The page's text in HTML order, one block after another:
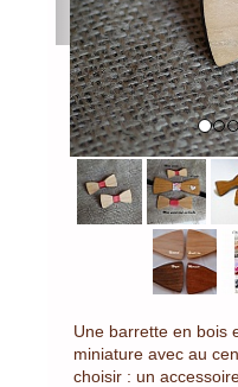
Une barrette en bois
miniature avec au
choisir : un